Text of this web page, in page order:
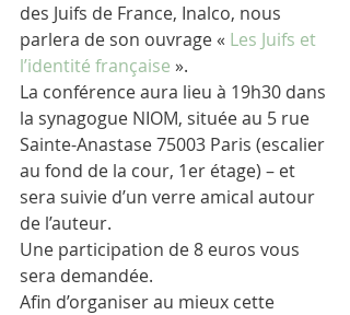
des Juifs de France, Inalco, nous
parlera de son ouvrage « Les Juifs et
l’identité française ».
La conférence aura lieu à 19h30 dans
la synagogue NIOM, située au 5 rue
Sainte-Anastase 75003 Paris (escalier
au fond de la cour, 1er étage) – et
sera suivie d’un verre amical autour
de l’auteur.
Une participation de 8 euros vous
sera demandée.
Afin d’organiser au mieux cette